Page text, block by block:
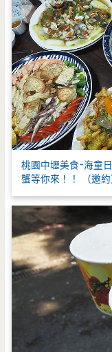
桃園中壢美食-海童
蟹等你來！！ （邀約